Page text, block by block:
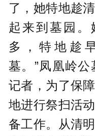
了，她特地趁
起来到墓园。
多，特地趁
墓。”凤凰岭
记者，为了保
地进行祭扫活
备工作。从清